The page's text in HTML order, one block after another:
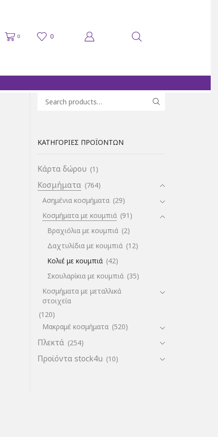
0 0
Search for: SEARCH
ΚΑΤΗΓΟΡΊΕΣ ΠΡΟΪΌΝΤΩΝ
Κάρτα δώρου (1)
Κοσμήματα (764)
Ασημένια κοσμήματα (29)
Κοσμήματα με κουμπιά (91)
Βραχιόλια με κουμπιά (2)
Δαχτυλίδια με κουμπιά (12)
Κολιέ με κουμπιά (42)
Σκουλαρίκια με κουμπιά (35)
Κοσμήματα με μεταλλικά
στοιχεία
(120)
Μακραμέ κοσμήματα (520)
Πλεκτά (254)
Προϊόντα stock4u (10)